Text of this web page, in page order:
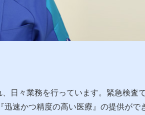
日々業務を行っています。緊急検査
速かつ精度の高い医療』の提供がで